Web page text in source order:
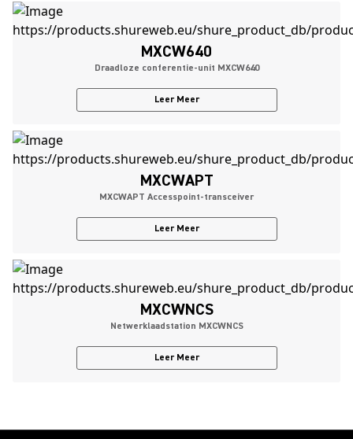
MXCW640
Draadloze conferentie-unit MXCW640
Leer Meer
MXCWAPT
MXCWAPT Accesspoint-transceiver
Leer Meer
MXCWNCS
Netwerklaadstation MXCWNCS
Leer Meer